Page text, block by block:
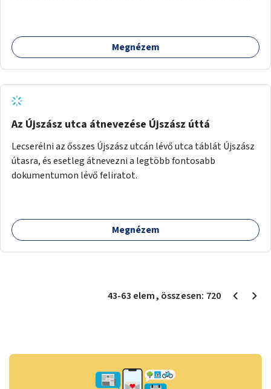
Megnézem
Az Újszász utca átnevezése Újszász úttá
Lecserélni az ősszes Újszász utcán lévő utca táblát Újszász
útasra, és esetleg átnevezni a legtöbb fontosabb
dokumentumon lévő feliratot.
Megnézem
43-63 elem, összesen: 720